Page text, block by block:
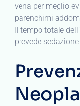
vena per meglio
parenchimi
Il tempo totale
prevede